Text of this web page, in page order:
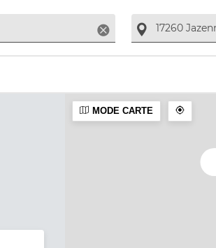
Supprimer
MODE CARTE